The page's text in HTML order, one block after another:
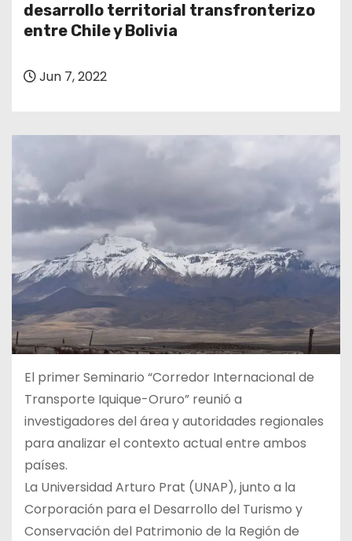
desarrollo territorial transfronterizo
entre Chile y Bolivia
Jun 7, 2022
El primer Seminario “Corredor Internacional de
Transporte Iquique-Oruro” reunió a
investigadores del área y autoridades regionales
para analizar el contexto actual entre ambos
países.
La Universidad Arturo Prat (UNAP), junto a la
Corporación para el Desarrollo del Turismo y
Conservación del Patrimonio de la Región de